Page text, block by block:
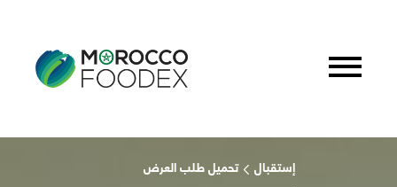
إستقبال تحميل طلب العرض